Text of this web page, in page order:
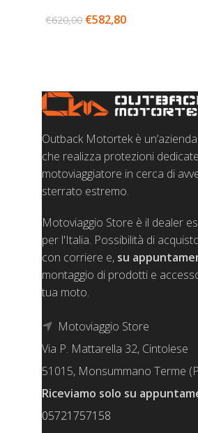
€620,00 €582,80
Outback Motortek è
che realizza protezioni
motoviaggiatore in cerca di
sterrato estremo.
Motoviaggio Store è il dealer
per l'Italia. Possibilità di
con corriere e, su
montaggio di prodotti e
tua moto.
Motoviaggio Store
Via P. Mattarella 32, Cintolese
51015, Monsummano Terme
Riceviamo solo su
05721757158